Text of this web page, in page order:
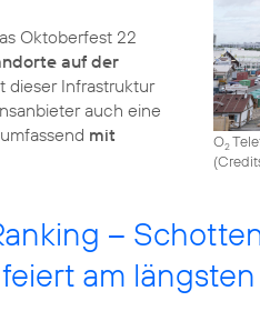
O2
(
Oktoberfest 22
auf der
dieser Infrastruktur
auch eine
umfassend mit
–
am längsten